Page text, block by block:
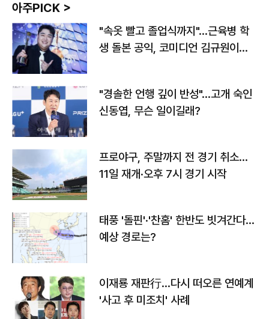
아주PICK >
"속옷 빨고 졸업식까지"…근육병 학
생 돌본 공익, 코미디언 김규원이었
"경솔한 언행 깊이 반성"…고개 숙인
신동엽, 무슨 일이길래?
프로야구, 주말까지 전 경기 취소…
11일 재개·오후 7시 경기 시작
태풍 '돌핀'·'찬홈' 한반도 빗겨간다…
예상 경로는?
이재룡 재판行…다시 떠오른 연예계
'사고 후 미조치' 사례